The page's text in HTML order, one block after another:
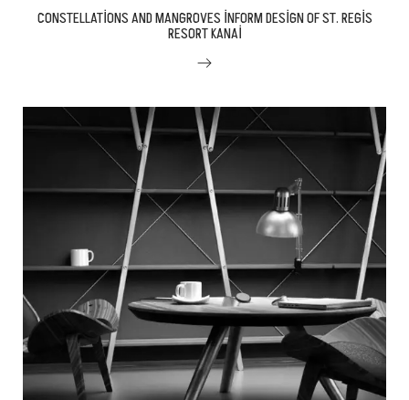
CONSTELLATIONS AND MANGROVES INFORM DESIGN OF ST. REGIS
RESORT KANAI